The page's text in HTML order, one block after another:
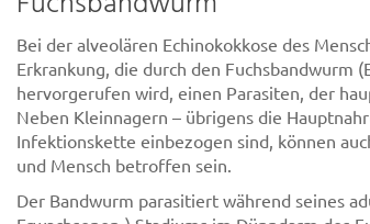
Bei der alveolären Echinokokkose des
Erkrankung, die durch den Fuchsbandwurm
hervorgerufen wird, einen Parasiten, der
Neben Kleinnagern – übrigens die
Infektionskette einbezogen sind, können
und Mensch betroffen sein.
Der Bandwurm parasitiert während seines